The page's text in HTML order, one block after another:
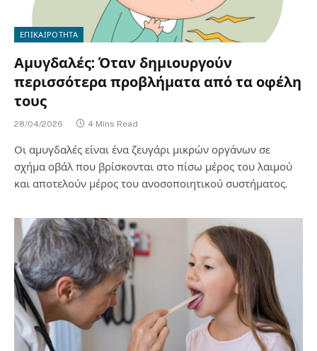
ΕΠΙΚΑΙΡΟΤΗΤΑ
Αμυγδαλές: Όταν δημιουργούν
περισσότερα προβλήματα από τα οφέλη
τους
28/04/2026 4 Mins Read
Οι αμυγδαλές είναι ένα ζευγάρι μικρών οργάνων σε
σχήμα οβάλ που βρίσκονται στο πίσω μέρος του λαιμού
και αποτελούν μέρος του ανοσοποιητικού συστήματος.